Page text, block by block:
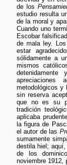
de los
estudio resulta
de la moral y
Cuando uno
Escobar
de mala ley.
estar
sólidamente a
mismos
detenidamente
apreciaciones
metodológicos y
sin reserva
que no es su
tradición
aplicaba
la figura de
el autor de las
sumamente
destila hiel;
de los
noviembre 1912,